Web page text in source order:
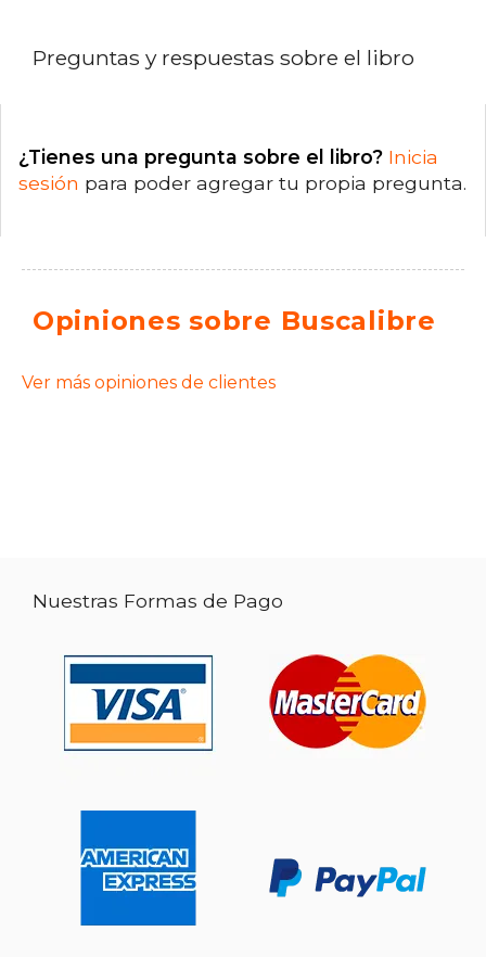
Preguntas y respuestas sobre el libro
¿Tienes una pregunta sobre el libro? Inicia
sesión para poder agregar tu propia pregunta.
Opiniones sobre Buscalibre
Ver más opiniones de clientes
Nuestras Formas de Pago